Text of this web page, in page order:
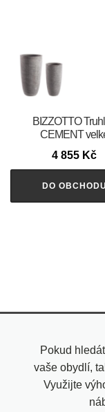
BIZZOTTO
CEMENT
4 855 Kč
DO OBCHODU
Pokud
vaše obydlí,
Využijte